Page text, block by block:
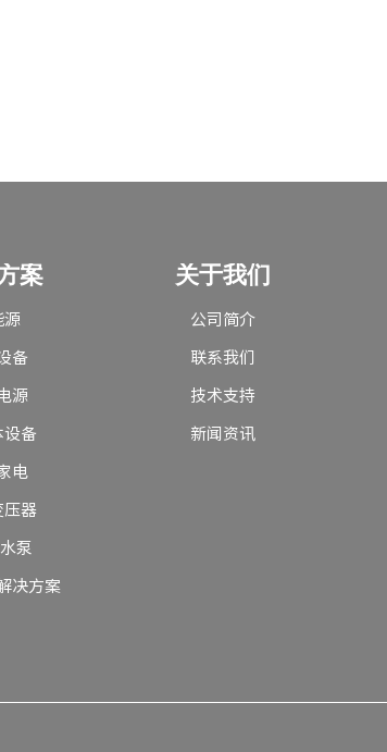
案
源
备
源
设备
电
压器
泵
决方案
关于我们
公司简介
联系我们
技术支持
新闻资讯